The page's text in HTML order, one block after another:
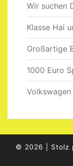
Wir suchen
Klasse Hai
Großartige
1000 Euro
© 2026 Stolz